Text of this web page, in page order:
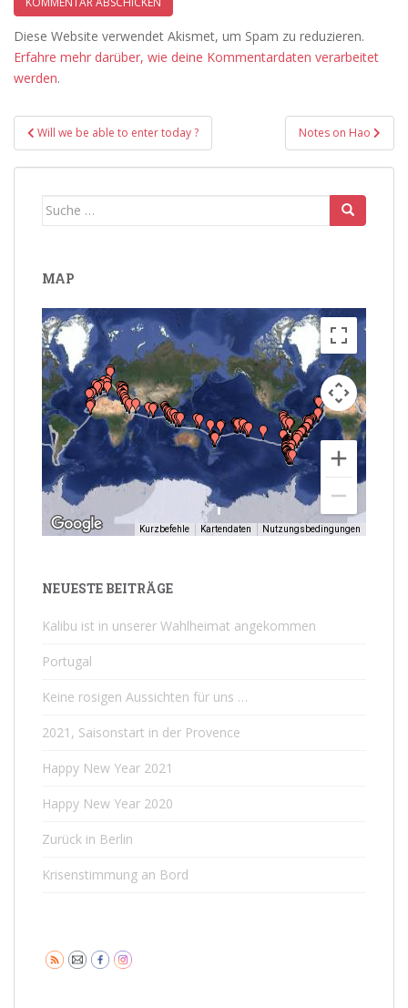
Diese Website verwendet Akismet, um Spam zu reduzieren.
Erfahre mehr darüber, wie deine Kommentardaten verarbeitet
werden.
Beitragsnavigation
Will we be able to enter today ? Notes on Hao
Suche
MAP
Kurzbefehle Kartendaten Nutzungsbedingungen
NEUESTE BEITRÄGE
Kalibu ist in unserer Wahlheimat angekommen
Portugal
Keine rosigen Aussichten für uns …
2021, Saisonstart in der Provence
Happy New Year 2021
Happy New Year 2020
Zurück in Berlin
Krisenstimmung an Bord